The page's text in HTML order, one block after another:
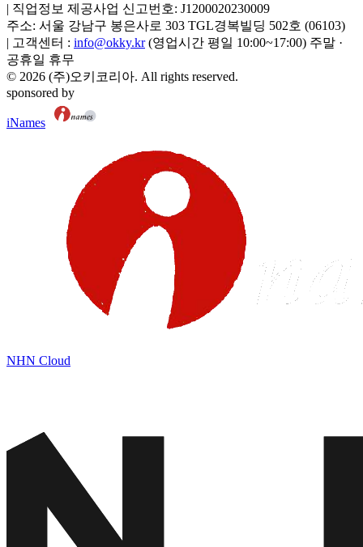
| 직업정보 제공사업 신고번호: J1200020230009
주소: 서울 강남구 봉은사로 303 TGL경복빌딩 502호 (06103)
| 고객센터 : info@okky.kr (영업시간 평일 10:00~17:00) 주말 ·
공휴일 휴무
© 2026 (주)오키코리아. All rights reserved.
sponsored by
iNames
NHN Cloud